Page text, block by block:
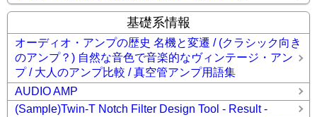
基礎系情報
オーディオ・アンプの歴史 名機と変遷 / (クラシック向き
のアンプ？) 自然な音色で音楽的なヴィンテージ・アン
プ / 大人のアンプ比較 / 真空管アンプ用語集
AUDIO AMP
(Sample)Twin-T Notch Filter Design Tool - Result -